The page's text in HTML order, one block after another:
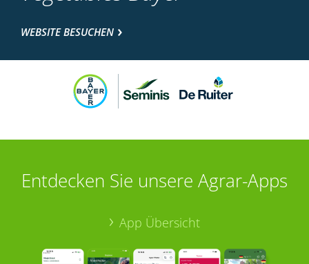
WEBSITE BESUCHEN
Entdecken Sie unsere Agrar-Apps
App Übersicht